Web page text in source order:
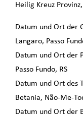
Heilig Kreuz
Datum und Ort
Langaro, Passo
Datum und Ort
Passo Fundo, RS
Datum und Ort
Betania, Não-Me-
Datum und Ort der